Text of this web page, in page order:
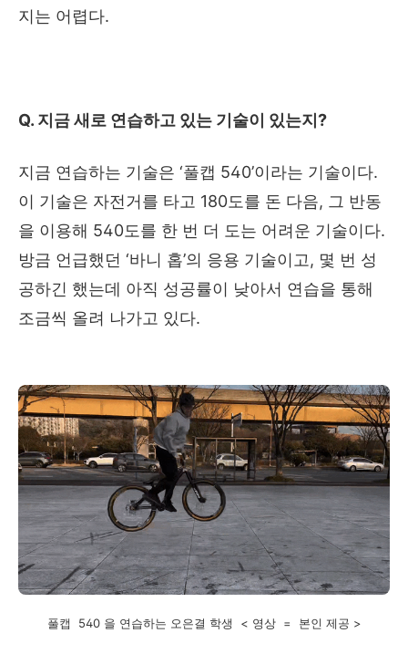
지는 어렵다.
Q. 지금 새로 연습하고 있는 기술이 있는지 ?
지금 연습하는 기술은 ‘풀캡 540’이라는 기술이다.
이 기술은 자전거를 타고 180도를 돈 다음, 그 반동
을 이용해 540도를 한 번 더 도는 어려운 기술이다.
방금 언급했던 ‘바니 홉’의 응용 기술이고 , 몇 번 성
공하긴 했는데 아직 성공률이 낮아서 연습을 통해
조금씩 올려 나가고 있다.
풀캡 540 을 연습하는 오은결 학생 < 영상 = 본인 제공 >